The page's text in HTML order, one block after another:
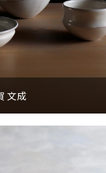
文成
文成